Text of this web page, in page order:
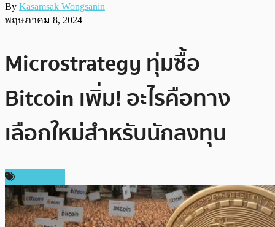
By Kasamsak Wongsanin
พฤษภาคม 8, 2024
Microstrategy ทุ่มซื้อ
Bitcoin เพิ่ม! อะไรคือทาง
เลือกใหม่สำหรับนักลงทุน